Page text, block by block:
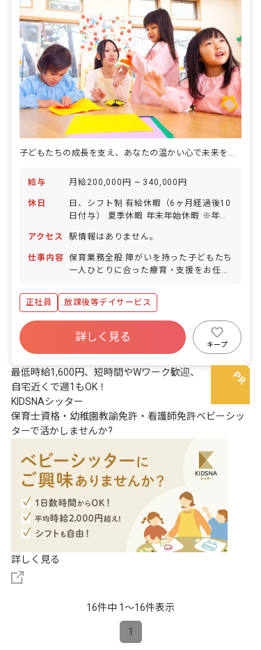
給与 月給200,000円 ~ 340,000円
休日
日、シフト制 有給休暇（6ヶ月経過後10
日付与） 夏季休暇 年末年始休暇 ※年間
アクセス
駅情報はありません。
仕事内容 保育業務全般 障がいを持った子どもたち
一人ひとりに合った療育・支援をお任せ
車 ガソリン代は会社負担） ・宿題のサ
ポート ・レクリエーションや知育活動
・手作りおやつ等で食育活動 ・自立に向
けての社会的サポート ・保護者様からの
相談対応 ・イベントの企画・実行 等
正社員 放課後等デイサービス
詳しく見る
キープ
最低時給1,600円、短時間やWワーク歓迎、
自宅近くで週1もOK！
KIDSNAシッター
保育士資格・幼稚園教諭免許・看護師免許ベビーシッ
ターで活かしませんか?
詳しく見る
16件中 1〜16件表示
1